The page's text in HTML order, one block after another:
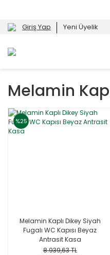
Giriş Yap Yeni Üyelik
Melamin
%25
Melamin Kaplı Dikey Siyah
Fugalı WC Kapısı Beyaz
Antrasit Kasa
8.939,63 TL